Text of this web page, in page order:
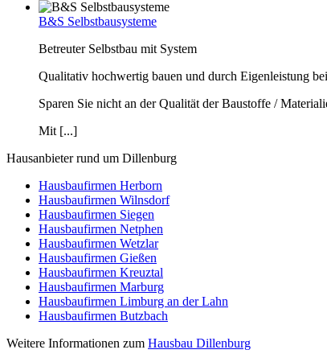
B&S Selbstbausysteme
Betreuter Selbstbau mit System
Qualitativ hochwertig bauen und durch Eigenleistung
Sparen Sie nicht an der Qualität der Baustoffe /
Mit [...]
Hausanbieter rund um Dillenburg
Hausbaufirmen Herborn
Hausbaufirmen Wilnsdorf
Hausbaufirmen Siegen
Hausbaufirmen Netphen
Hausbaufirmen Wetzlar
Hausbaufirmen Gießen
Hausbaufirmen Kreuztal
Hausbaufirmen Marburg
Hausbaufirmen Limburg an der Lahn
Hausbaufirmen Butzbach
Weitere Informationen zum Hausbau Dillenburg